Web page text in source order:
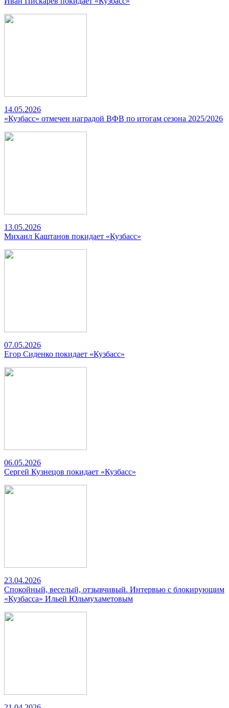
14.05.2026
«Кузбасс» отмечен наградой ВФВ по итогам сезона 2025/2026
13.05.2026
Михаил Каштанов покидает «Кузбасс»
07.05.2026
Егор Сиденко покидает «Кузбасс»
06.05.2026
Сергей Кузнецов покидает «Кузбасс»
23.04.2026
Спокойный, веселый, отзывчивый. Интервью с блокирующим
«Кузбасса» Ильей Юльмухаметовым